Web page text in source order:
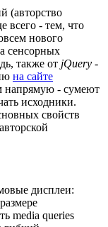
(авторство
всего - тем, что
нового
сенсорных
также от jQuery -
на сайте
напрямую - сумеют
исходники.
свойств
дисплеи:
media queries